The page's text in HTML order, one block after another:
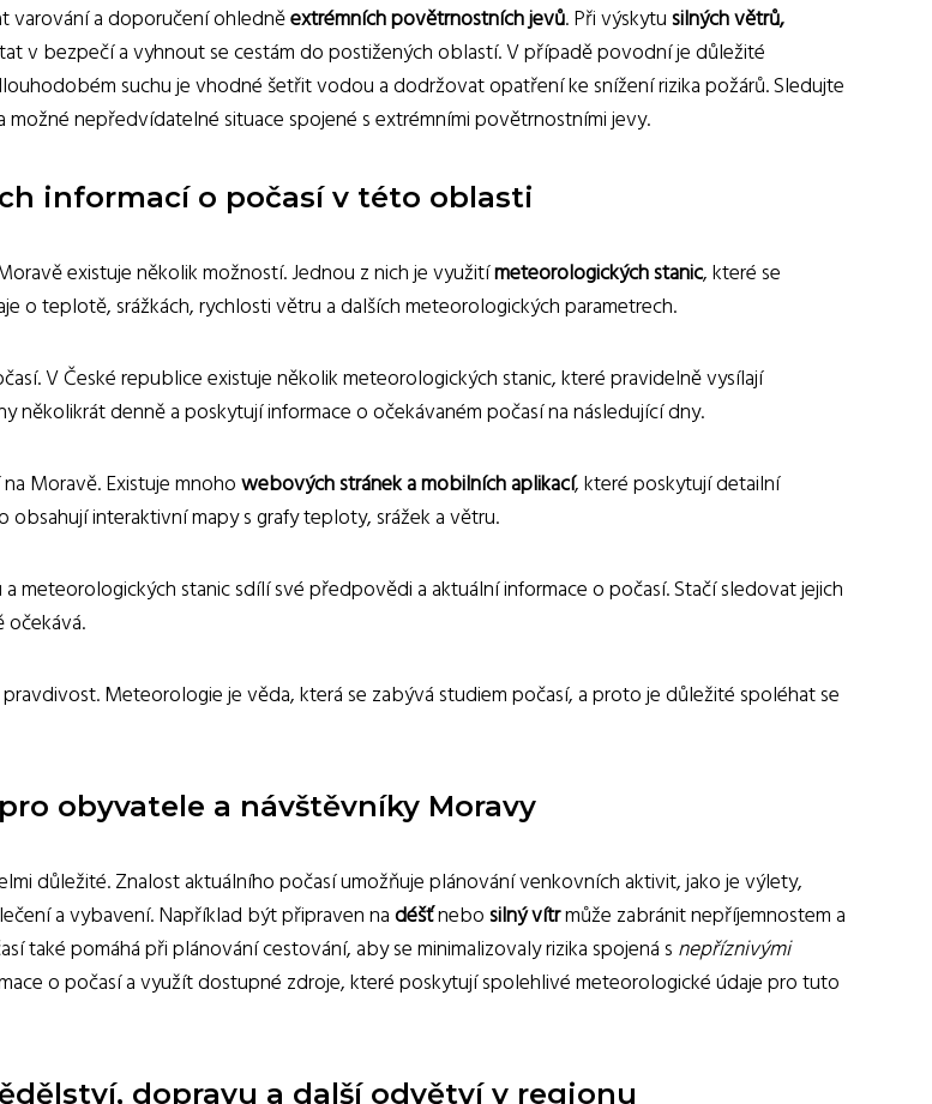
varování a doporučení ohledněextrémních povětrnostních jevů. Při výskytusilných větrů,
v bezpečí a vyhnout se cestám do postižených oblastí. V případě povodní je důležité
suchu je vhodné šetřit vodou a dodržovat opatření ke snížení rizika požárů. Sledujte
nepředvídatelné situace spojené s extrémními povětrnostními jevy.
informací o počasí v této oblasti
existuje několik možností. Jednou z nich je využitímeteorologických stanic, které se
o teplotě, srážkách, rychlosti větru a dalších meteorologických parametrech.
V České republice existuje několik meteorologických stanic, které pravidelně vysílají
denně a poskytují informace o očekávaném počasí na následující dny.
Moravě. Existuje mnohowebových stránek a mobilních aplikací, které poskytují detailní
interaktivní mapy s grafy teploty, srážek a větru.
meteorologických stanic sdílí své předpovědi a aktuální informace o počasí. Stačí sledovat jejich
Meteorologie je věda, která se zabývá studiem počasí, a proto je důležité spoléhat se
obyvatele a návštěvníky Moravy
důležité. Znalost aktuálního počasí umožňuje plánování venkovních aktivit, jako je výlety,
a vybavení. Například být připraven nadéšťnebosilný vítrmůže zabránit nepříjemnostem a
také pomáhá při plánování cestování, aby se minimalizovaly rizika spojená s nepříznivými
o počasí a využít dostupné zdroje, které poskytují spolehlivé meteorologické údaje pro tuto
dopravu a další odvětví v regionu